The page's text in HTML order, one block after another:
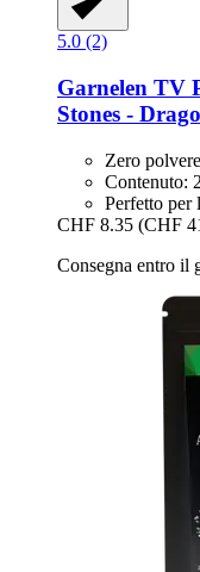
5.0 (2)
Garnelen TV
Stones -​
Zero polvere
Contenuto:
Perfetto per
CHF 8.35 (CHF
Consegna entro il